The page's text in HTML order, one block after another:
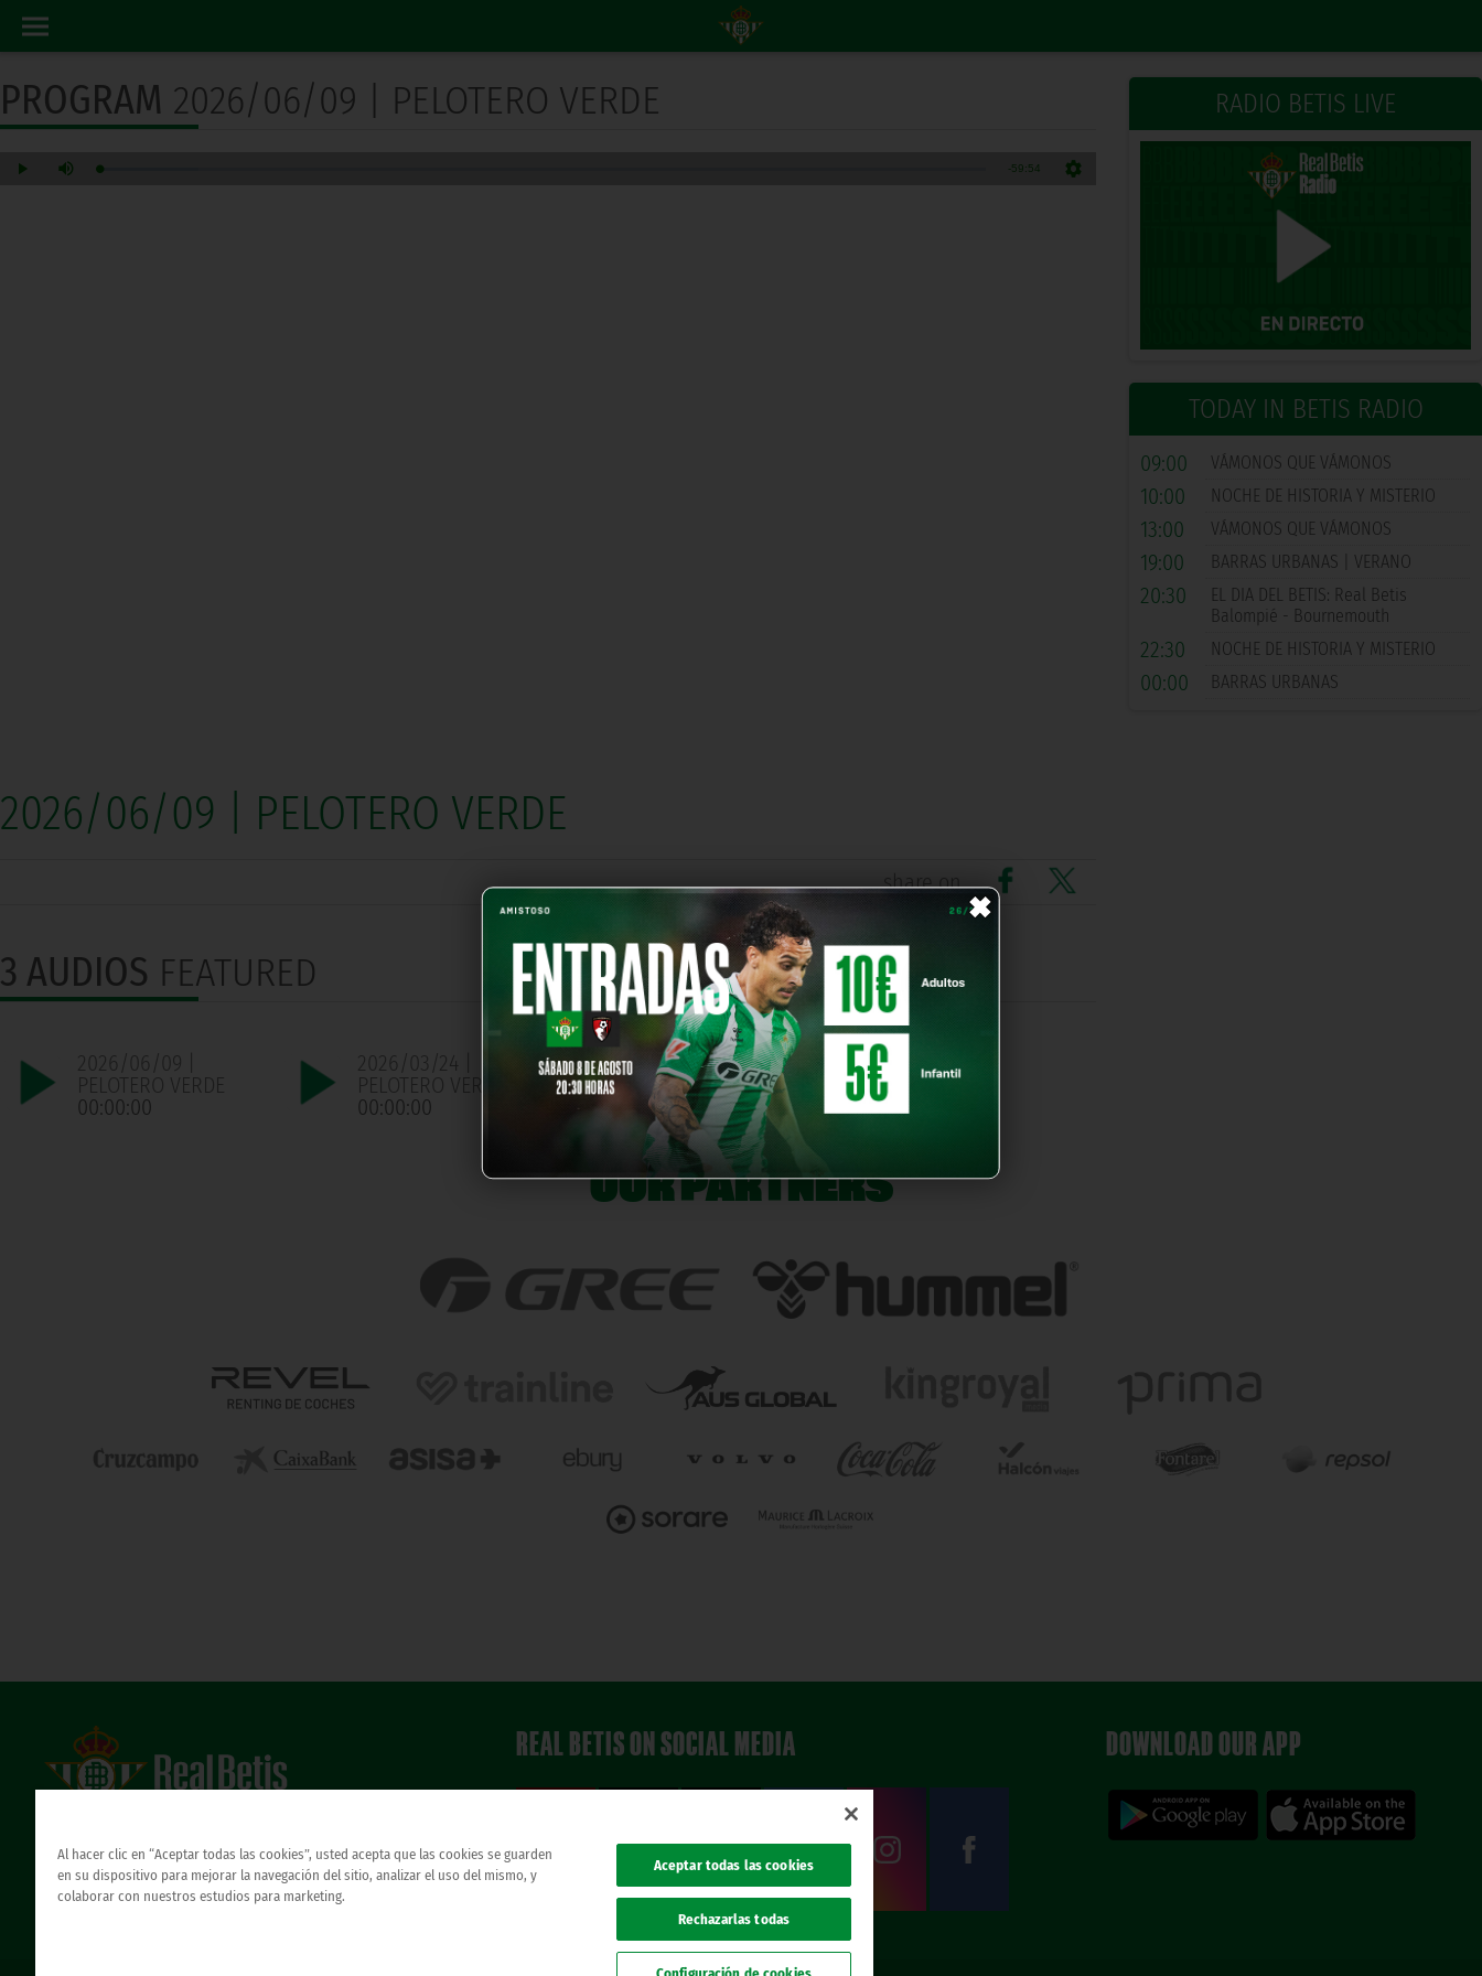
×
RADIO BETIS LIVE
TODAY IN BETIS RADIO
09:00 VÁMONOS QUE VÁMONOS
10:00 NOCHE DE HISTORIA Y MISTERIO
13:00 VÁMONOS QUE VÁMONOS
19:00 BARRAS URBANAS | VERANO
20:30
EL DIA DEL BETIS: Real Betis
Balompié - Bournemouth
22:30 NOCHE DE HISTORIA Y MISTERIO
00:00 BARRAS URBANAS
PROGRAM 2026/06/09 | PELOTERO VERDE
2026/06/09 | PELOTERO VERDE
share on
3 AUDIOS FEATURED
2026/06/09 |
PELOTERO VERDE
00:00:00
2026/03/24 |
PELOTERO VERDE
00:00:00
2026/05/19 |
PELOTERO VERDE
00:00:00
OUR PARTNERS
Atención al Bético
REAL BETIS ON SOCIAL MEDIA DOWNLOAD OUR APP
Al hacer clic en “Aceptar todas las cookies”, usted acepta que las cookies se guarden
en su dispositivo para mejorar la navegación del sitio, analizar el uso del mismo, y
colaborar con nuestros estudios para marketing.
Aceptar todas las cookies
Rechazarlas todas